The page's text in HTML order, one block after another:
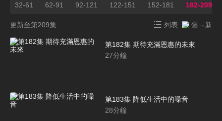
32-61 62-91 92-121 122-151 152-181 182-209
更新至第209集 列表 舊→新
第182集 期待充滿恩惠的未來
27分鐘
第183集 降低生活中的噪音
28分鐘